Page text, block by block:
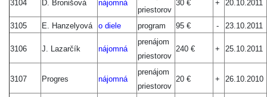
3104 D. Bronišová nájomná
priestorov
30 € + 20.10.2011
3105 E. Hanzelyová o diele program 95 € - 23.10.2011
3106 J. Lazarčík nájomná
prenájom
priestorov
240 € + 25.10.2011
3107 Progres nájomná
prenájom
priestorov
20 € + 26.10.2010